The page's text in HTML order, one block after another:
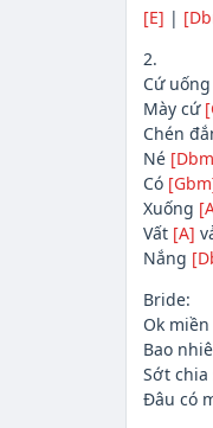
[E] |
2.
Cứ
Mày cứ
Chén
Né
Có
Xuống
Vất [A]
Nắng
Bride:
Ok miền
Bao
Sớt chia
Đâu có